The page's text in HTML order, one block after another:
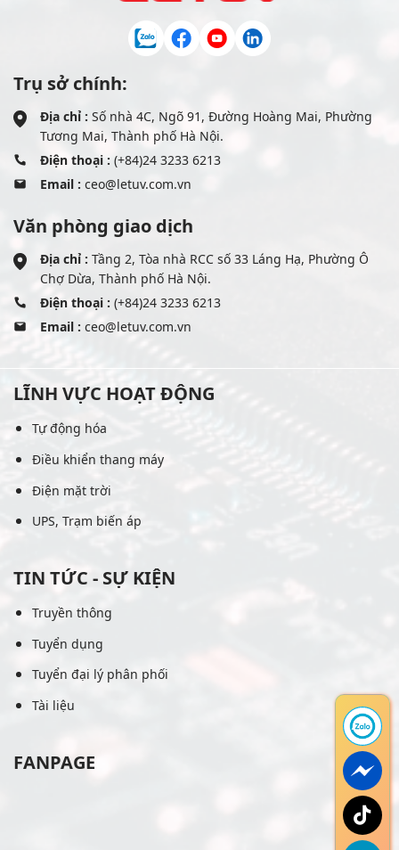
Trụ sở chính:
Địa chỉ : Số nhà 4C, Ngõ 91, Đường Hoàng Mai, Phường
Tương Mai, Thành phố Hà Nội.
Điện thoại : (+84)24 3233 6213
Email : ceo@letuv.com.vn
Văn phòng giao dịch
Địa chỉ : Tầng 2, Tòa nhà RCC số 33 Láng Hạ, Phường Ô
Chợ Dừa, Thành phố Hà Nội.
Điện thoại : (+84)24 3233 6213
Email : ceo@letuv.com.vn
LĨNH VỰC HOẠT ĐỘNG
Tự động hóa
Điều khiển thang máy
Điện mặt trời
UPS, Trạm biến áp
TIN TỨC - SỰ KIỆN
Truyền thông
Tuyển dụng
Tuyển đại lý phân phối
Tài liệu
FANPAGE